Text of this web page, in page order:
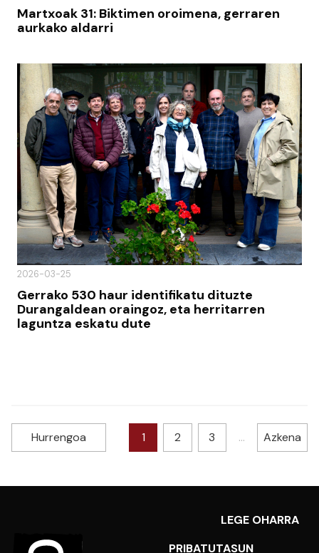
Martxoak 31: Biktimen oroimena, gerraren
aurkako aldarri
2026-03-25
Gerrako 530 haur identifikatu dituzte
Durangaldean oraingoz, eta herritarren
laguntza eskatu dute
Hurrengoa 1 2 3 … Azkena
LEGE OHARRA
PRIBATUTASUN